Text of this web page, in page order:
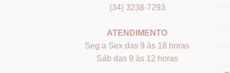
(34) 3238-7293
ATENDIMENTO
Seg a Sex das 9 às 18 horas
Sáb das 9 às 12 horas